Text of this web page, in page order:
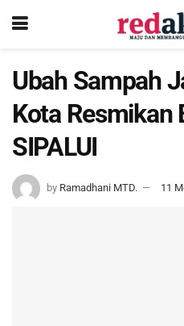
Ubah Sampah
Kota Resmikan
SIPALUI
by Ramadhani MTD. 11